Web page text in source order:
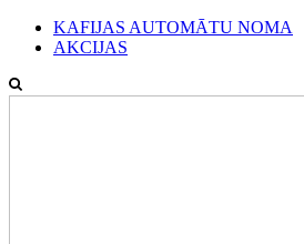
KAFIJAS AUTOMĀTU NOMA
AKCIJAS